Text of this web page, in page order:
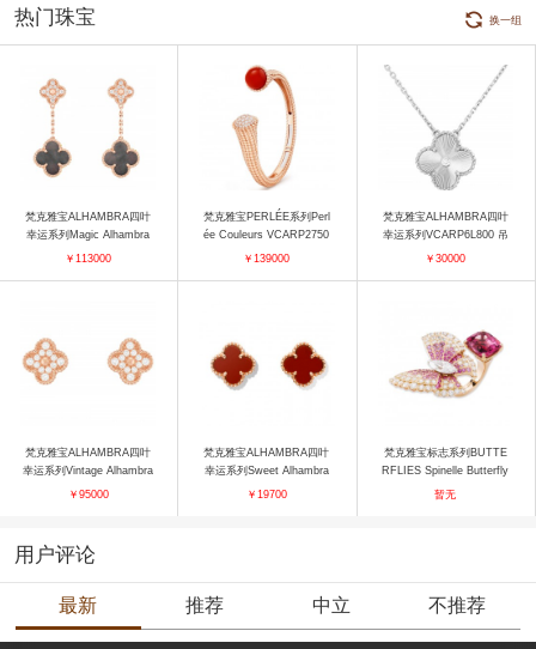
热门珠宝 换一组
梵克雅宝ALHAMBRA四叶
幸运系列Magic Alhambra
VCARP2R200 耳饰
￥113000
梵克雅宝PERLÉE系列Perl
ée Couleurs VCARP2750
0（大号） 手镯
￥139000
梵克雅宝ALHAMBRA四叶
幸运系列VCARP6L800 吊
坠
￥30000
梵克雅宝ALHAMBRA四叶
幸运系列Vintage Alhambra
VCARP2R500 耳饰
￥95000
梵克雅宝ALHAMBRA四叶
幸运系列Sweet Alhambra
VCARN6BO00 耳饰
￥19700
梵克雅宝标志系列BUTTE
RFLIES Spinelle Butterfly
指间戒 戒指
暂无
用户评论
最新 推荐 中立 不推荐